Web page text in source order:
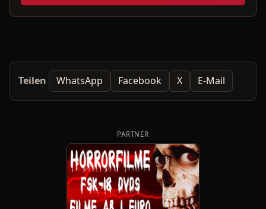
Teilen WhatsApp Facebook X E-Mail
PARTNER